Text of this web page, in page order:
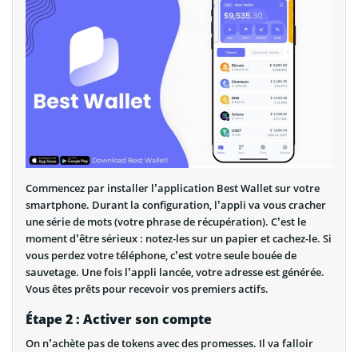
Commencez par installer l’application Best Wallet sur votre
smartphone. Durant la configuration, l’appli va vous cracher
une série de mots (votre phrase de récupération). C’est le
moment d’être sérieux : notez-les sur un papier et cachez-le. Si
vous perdez votre téléphone, c’est votre seule bouée de
sauvetage. Une fois l’appli lancée, votre adresse est générée.
Vous êtes prêts pour recevoir vos premiers actifs.
Étape 2 : Activer son compte
On n’achète pas de tokens avec des promesses. Il va falloir